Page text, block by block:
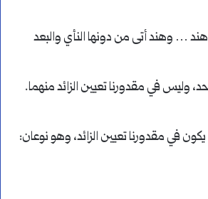
… وهند أتى من دونها النأي والبعد
وليس في مقدورنا تعيين الزائد منهما.
في مقدورنا تعيين الزائد، وهو نوعان: